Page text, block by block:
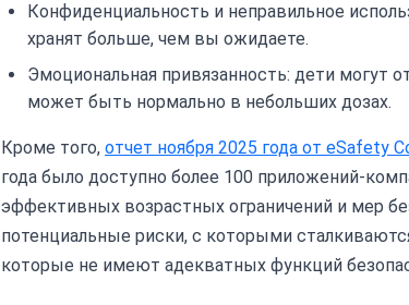
Конфиденциальность и неправильное
хранят больше, чем вы ожидаете.
Эмоциональная привязанность: дети могут
может быть нормально в небольших дозах.
Кроме того, отчет ноября 2025 года от eSafety
года было доступно более 100 приложений-
эффективных возрастных ограничений и мер
потенциальные риски, с которыми
которые не имеют адекватных функций